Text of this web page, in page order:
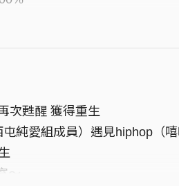
次甦醒 獲得重生
純愛組成員）遇見hiphop（嘻